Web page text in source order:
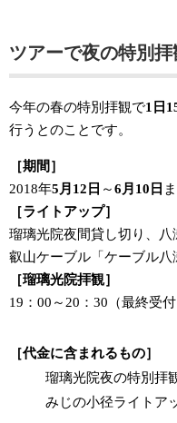
ツアーで夜の特別拝
今年の春の特別拝観で1日
行うとのことです。
［期間］
2018年5月12日 ～6月10日
［ライトアップ］
瑠璃光院夜間貸し切り、八
叡山ケーブル「ケーブル八
［瑠璃光院拝観］
19：00～20：30（最終受付
［代金に含まれるもの］
瑠璃光院夜の特別拝
みじの小径ライトア